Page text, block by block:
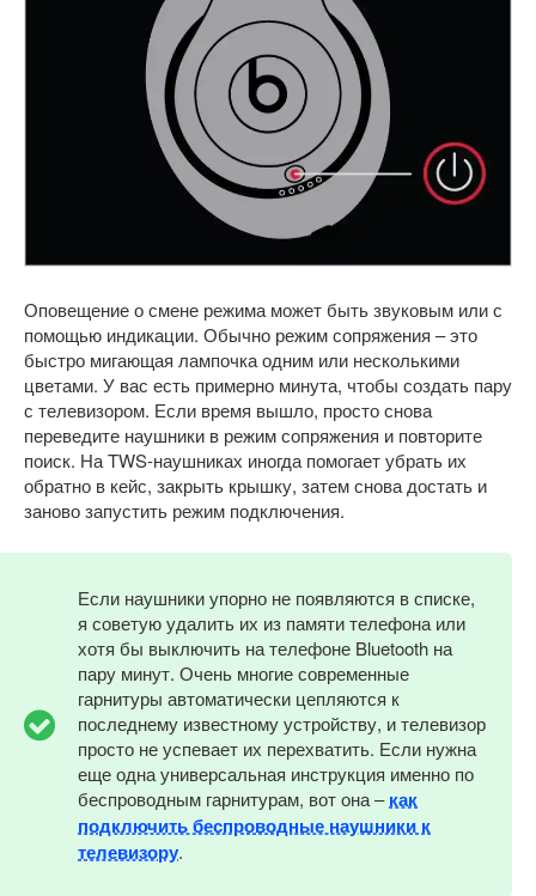
Оповещение о смене режима может быть звуковым или с
помощью индикации. Обычно режим сопряжения – это
быстро мигающая лампочка одним или несколькими
цветами. У вас есть примерно минута, чтобы создать пару
с телевизором. Если время вышло, просто снова
переведите наушники в режим сопряжения и повторите
поиск. На TWS-наушниках иногда помогает убрать их
обратно в кейс, закрыть крышку, затем снова достать и
заново запустить режим подключения.
Если наушники упорно не появляются в списке,
я советую удалить их из памяти телефона или
хотя бы выключить на телефоне Bluetooth на
пару минут. Очень многие современные
гарнитуры автоматически цепляются к
последнему известному устройству, и телевизор
просто не успевает их перехватить. Если нужна
еще одна универсальная инструкция именно по
беспроводным гарнитурам, вот она –как
подключить беспроводные наушники к
телевизору.